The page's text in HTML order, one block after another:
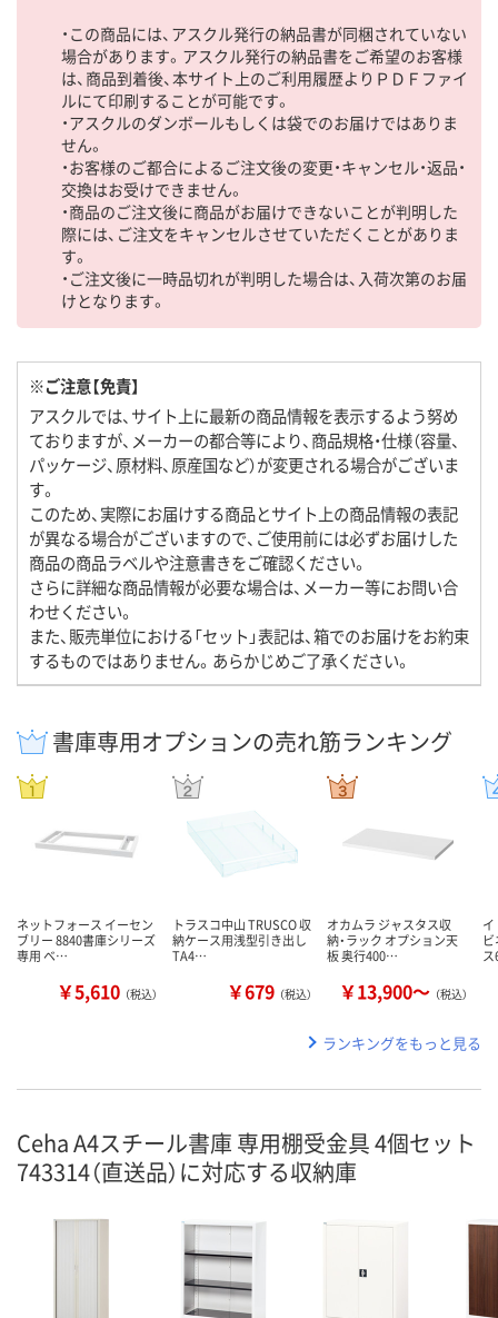
・この商品には、アスクル発行の納品書が同梱されていない
場合があります。アスクル発行の納品書をご希望のお客様
は、商品到着後、本サイト上のご利用履歴よりＰＤＦファイ
ルにて印刷することが可能です。
・アスクルのダンボールもしくは袋でのお届けではありま
せん。
・お客様のご都合によるご注文後の変更・キャンセル・返品・
交換はお受けできません。
・商品のご注文後に商品がお届けできないことが判明した
際には、ご注文をキャンセルさせていただくことがありま
す。
・ご注文後に一時品切れが判明した場合は、入荷次第のお届
けとなります。
※ご注意【免責】
アスクルでは、サイト上に最新の商品情報を表示するよう努め
ておりますが、メーカーの都合等により、商品規格・仕様（容量、
パッケージ、原材料、原産国など）が変更される場合がございま
す。
このため、実際にお届けする商品とサイト上の商品情報の表記
が異なる場合がございますので、ご使用前には必ずお届けした
商品の商品ラベルや注意書きをご確認ください。
さらに詳細な商品情報が必要な場合は、メーカー等にお問い合
わせください。
また、販売単位における「セット」表記は、箱でのお届けをお約束
するものではありません。あらかじめご了承ください。
書庫専用オプションの売れ筋ランキング
ネットフォース イーセン
ブリー 8840書庫シリーズ
専用 ベ…
￥5,610 （税込）
トラスコ中山 TRUSCO 収
納ケース用浅型引き出し
TA4…
￥679 （税込）
オカムラ ジャスタス収
納・ラック オプション天
板 奥行400…
￥13,900～ （税込）
ランキングをもっと見る
Ceha A4スチール書庫 専用棚受金具 4個セット
743314（直送品）に対応する収納庫